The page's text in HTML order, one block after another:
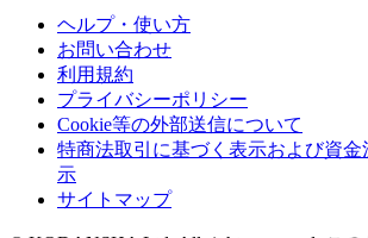
ヘルプ・使い方
お問い合わせ
利用規約
プライバシーポリシー
Cookie等の外部送信について
特商法取引に基づく表示および資金
示
サイトマップ